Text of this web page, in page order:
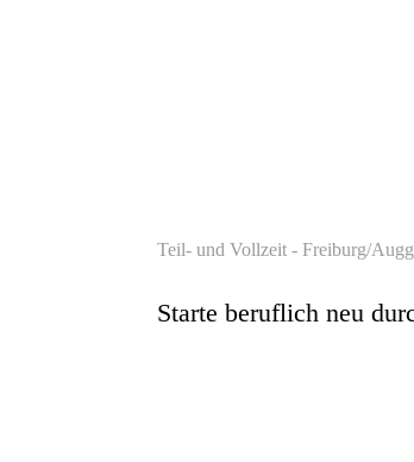
Teil- und Vollzeit - Freiburg/
Starte beruflich neu